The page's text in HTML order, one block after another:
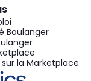
Boulanger
la Marketplace